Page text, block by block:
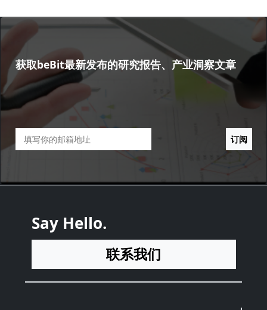
获取beBit最新发布的研究报告、产业洞察文章
订阅
Say Hello.
联系我们